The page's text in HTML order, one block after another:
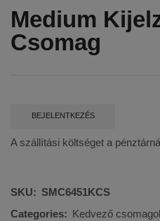
Medium
Csomag
BEJELENTKEZÉS
A szállítási költséget a
SKU: SMC6451KCS
Categories: Kedvező